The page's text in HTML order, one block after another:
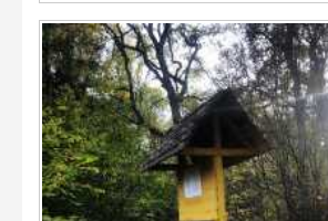
Фотоконкурс 2009
Фотоконкурс 2008